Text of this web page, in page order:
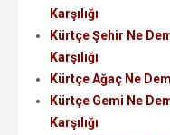
Karşılığı
Kürtçe Şehir Ne
Karşılığı
Kürtçe Ağaç Ne
Kürtçe Gemi Ne
Karşılığı